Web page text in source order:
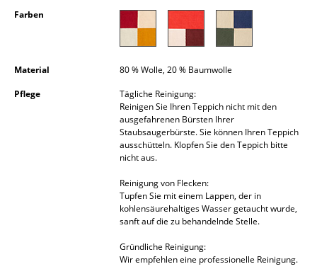
Einzelteile
... alle Aufbewahrungsmöbel
Hängeleuchten & Deckenleuchten
Schreibtischleuchten
Stehleuchten & Leseleuchten
Farben
Material
80 % Wolle, 20 % Baumwolle
Pflege
Tägliche Reinigung:
Reinigen Sie Ihren Teppich nicht mit den
ausgefahrenen Bürsten Ihrer
Staubsaugerbürste. Sie können Ihren Teppich
ausschütteln. Klopfen Sie den Teppich bitte
nicht aus.
Reinigung von Flecken:
Tupfen Sie mit einem Lappen, der in
kohlensäurehaltiges Wasser getaucht wurde,
sanft auf die zu behandelnde Stelle.
Gründliche Reinigung:
Wir empfehlen eine professionelle Reinigung.